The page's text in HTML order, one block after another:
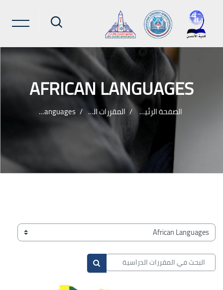
AFRICAN LANGUAGES
الصفحة الرئيسية المقررات الدراسية African Languages
الكتل
تصنيفات المقررات
البحث في المقررات الدراسية
البحث في المقررات الدراسية